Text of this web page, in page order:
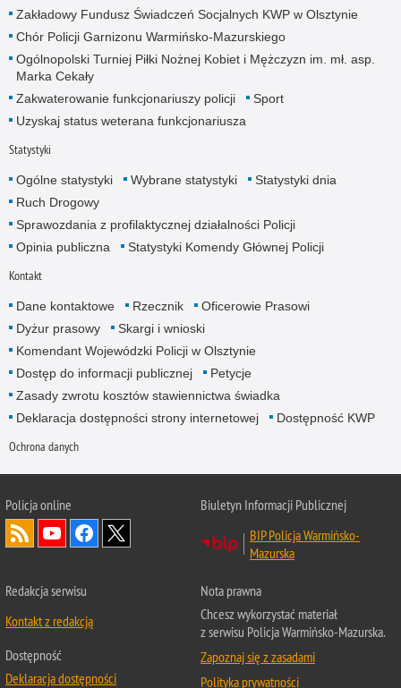
Zakładowy Fundusz Świadczeń Socjalnych KWP w Olsztynie
Chór Policji Garnizonu Warmińsko-Mazurskiego
Ogólnopolski Turniej Piłki Nożnej Kobiet i Mężczyzn im. mł. asp.
Marka Cekały
Zakwaterowanie funkcjonariuszy policji
Sport
Uzyskaj status weterana funkcjonariusza
Statystyki
Ogólne statystyki Wybrane statystyki
Statystyki dnia
Ruch Drogowy
Sprawozdania z profilaktycznej działalności Policji
Opinia publiczna
Statystyki Komendy Głównej Policji
Kontakt
Dane kontaktowe Rzecznik
Oficerowie Prasowi
Dyżur prasowy
Skargi i wnioski
Komendant Wojewódzki Policji w Olsztynie
Dostęp do informacji publicznej
Petycje
Zasady zwrotu kosztów stawiennictwa świadka
Deklaracja dostępności strony internetowej
Dostępność KWP
Ochrona danych
Policja online
Biuletyn Informacji Publicznej
BIP Policja Warmińsko-
Mazurska
Redakcja serwisu
Kontakt z redakcją
Dostępność
Deklaracja dostępności
Nota prawna
Chcesz wykorzystać materiał
z serwisu Policja Warmińsko-Mazurska.
Zapoznaj się z zasadami
Polityka prywatności